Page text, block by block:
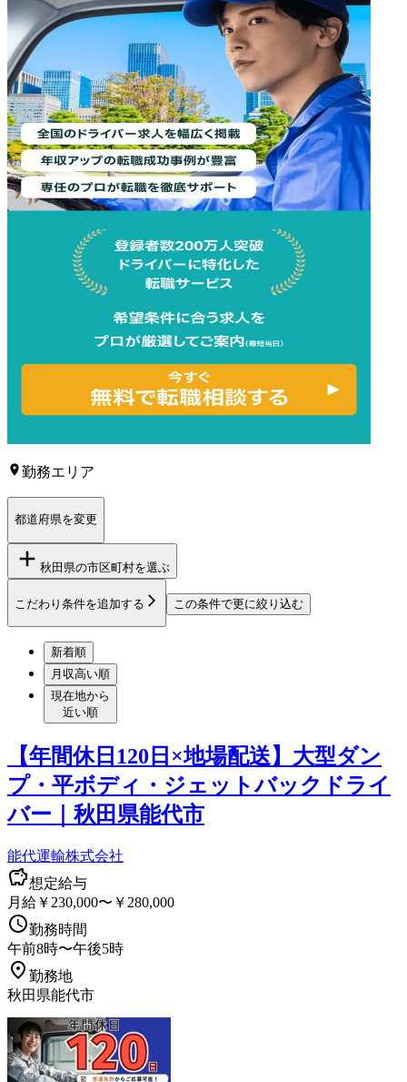
勤務エリア
都道府県を変更
秋田県の市区町村を選ぶ
こだわり条件を追加する この条件で更に絞り込む
新着順
月収高い順
現在地から
近い順
【年間休日120日×地場配送】大型ダン
プ・平ボディ・ジェットバックドライ
バー｜秋田県能代市
能代運輸株式会社
想定給与
月給￥230,000〜￥280,000
勤務時間
午前8時〜午後5時
勤務地
秋田県能代市